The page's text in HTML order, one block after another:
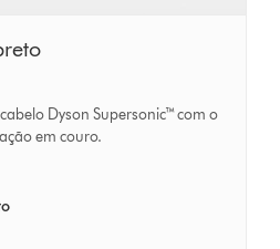
Dyson Supersonic™ com o
em couro.